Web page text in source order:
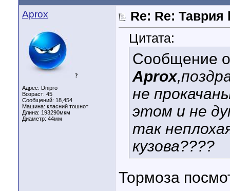
Aprox
?
Адрес: Dnipro
Возраст: 45
Сообщений: 18,454
Машина: класний тошнот
Длина: 193290мкм
Диаметр: 44мм
Re: Re: Таврия
Цитата:
Сообщение
Aprox
не
этом и не
так
кузова????
Тормоза